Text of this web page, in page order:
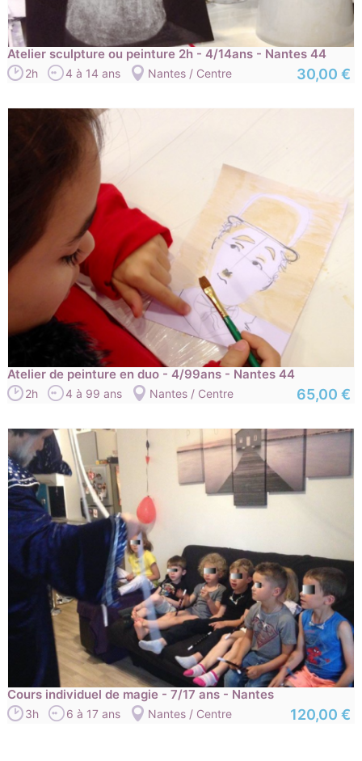
Atelier sculpture ou peinture 2h - 4/14ans - Nantes 44
2h 4 à 14 ans Nantes / Centre 30,00 €
Atelier de peinture en duo - 4/99ans - Nantes 44
2h 4 à 99 ans Nantes / Centre 65,00 €
Cours individuel de magie - 7/17 ans - Nantes
3h 6 à 17 ans Nantes / Centre 120,00 €